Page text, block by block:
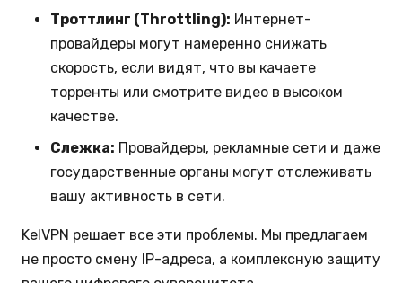
Троттлинг (Throttling): Интернет-
провайдеры могут намеренно снижать
скорость, если видят, что вы качаете
торренты или смотрите видео в высоком
качестве.
Слежка: Провайдеры, рекламные сети и даже
государственные органы могут отслеживать
вашу активность в сети.
KelVPN решает все эти проблемы. Мы предлагаем
не просто смену IP-адреса, а комплексную защиту